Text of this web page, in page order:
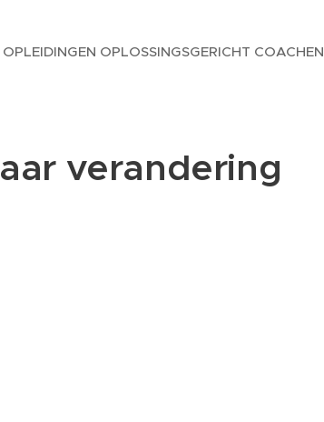
OPLEIDINGEN OPLOSSINGSGERICHT COACHEN
verandering